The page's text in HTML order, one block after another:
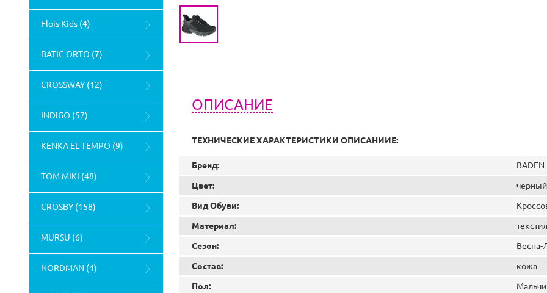
Flois Kids (4)
BATIC ORTO (7)
CROSSWAY (12)
INDIGO (57)
KENKA EL TEMPO (9)
TOM MIKI (48)
CROSBY (158)
MURSU (6)
NORDMAN (4)
ОПИСАНИЕ
ТЕХНИЧЕСКИЕ ХАРАКТЕРИСТИКИ ОПИСАНИИЕ:
Бренд: BADEN
Цвет: черный
Вид Обуви:
Материал:
Сезон: Весна-
Состав: кожа
Пол: